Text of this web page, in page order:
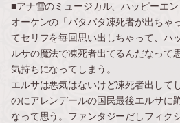
■アナ雪のミュージカル、ハッピーエン
オーケンの「バタバタ凍死者が出ちゃ
てセリフを毎回思い出しちゃって、ハ
ルサの魔法で凍死者出てるんだなって
気持ちになってしまう。
エルサは悪気はないけど凍死者出して
のにアレンデールの国民最後エルサに
なって思う。ファンタジーだしフィク